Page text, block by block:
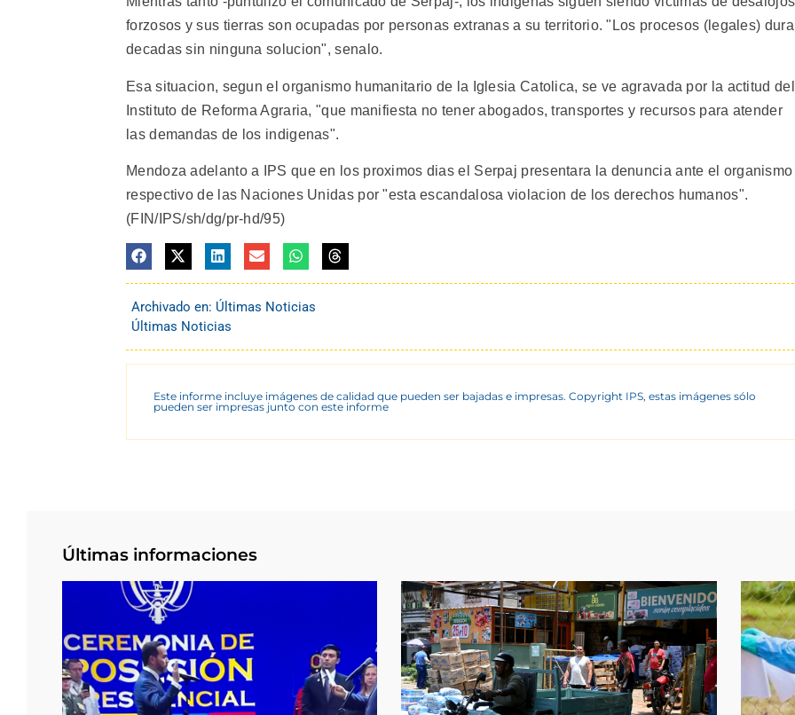
forzosos y sus tierras son ocupadas por personas extranas a su territorio. "Los procesos (legales)
decadas sin ninguna solucion", senalo.
Esa situacion, segun el organismo humanitario de la Iglesia Catolica, se ve agravada por la actitud del
Instituto de Reforma Agraria, "que manifiesta no tener abogados, transportes y recursos para atender
las demandas de los indigenas".
Mendoza adelanto a IPS que en los proximos dias el Serpaj presentara la denuncia ante el organismo
respectivo de las Naciones Unidas por "esta escandalosa violacion de los derechos humanos".
(FIN/IPS/sh/dg/pr-hd/95)
Archivado en: Últimas Noticias
Últimas Noticias
Este informe incluye imágenes de calidad que pueden ser bajadas e impresas. Copyright IPS, estas imágenes sólo
pueden ser impresas junto con este informe
Últimas informaciones